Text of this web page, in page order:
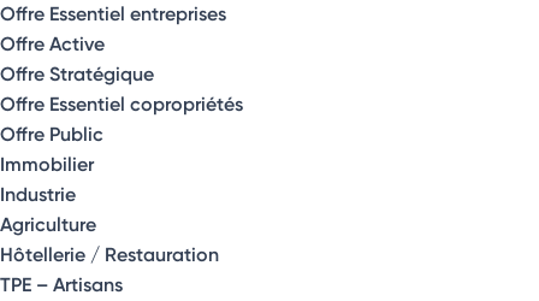
Offre Essentiel entreprises
Offre Active
Offre Stratégique
Offre Essentiel copropriétés
Offre Public
Immobilier
Industrie
Agriculture
Hôtellerie / Restauration
TPE – Artisans